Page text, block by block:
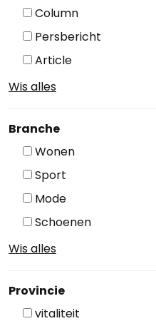
Column
Persbericht
Article
Wis alles
Branche
Wonen
Sport
Mode
Schoenen
Wis alles
Provincie
vitaliteit